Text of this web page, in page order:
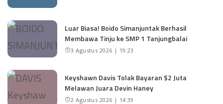
Luar Biasa! Boido Simanjuntak Berhasil
Membawa Tinju ke SMP 1 Tanjungbalai
3 Agustus 2026 | 19:23
Keyshawn Davis Tolak Bayaran $2 Juta
Melawan Juara Devin Haney
2 Agustus 2026 | 14:39